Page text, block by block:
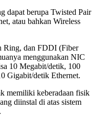
dapat berupa Twisted Pair
atau bahkan Wireless
Ring, dan FDDI (Fiber
menggunakan NIC
10 Megabit/detik, 100
Gigabit/detik Ethernet.
memiliki keberadaan fisik
diinstal di atas sistem